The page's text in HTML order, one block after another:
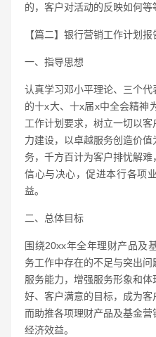
的，客户对活动的反映如何等
【篇二】银行营销工作计划报
一、指导思想
认真学习邓小平理论、三个
的十x大、十x届x中全会精神
工作计划要求，树立一切以
力建设，以卓越服务创造价
务，千方百计为客户排忧解
信心与决心，促进本行各项
益。
二、总体目标
围绕20xx年全年理财产品及
务工作中存在的不足与突出问
服务能力，增强服务形象和
好、客户满意的目标，成为
而助推各项理财产品及基金
经济效益。